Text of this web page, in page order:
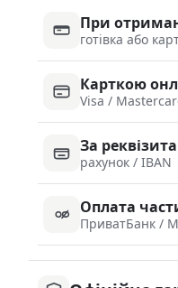
При
готівка або
Карткою
Visa /
За
рахунок / IBAN
Оплата
ПриватБанк /